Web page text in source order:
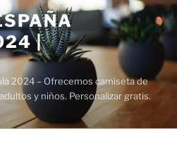
|
2024 – Ofrecemos camiseta de
y niños. Personalizar gratis.